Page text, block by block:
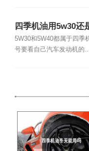
四季机油用5w30还
5W30和5W40都属于四季
号要看自己汽车发动机的...